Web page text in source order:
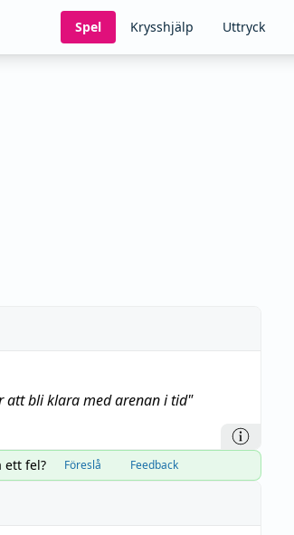
Spel Krysshjälp Uttryck
att bli klara med arenan i tid"
ett fel? Föreslå Feedback